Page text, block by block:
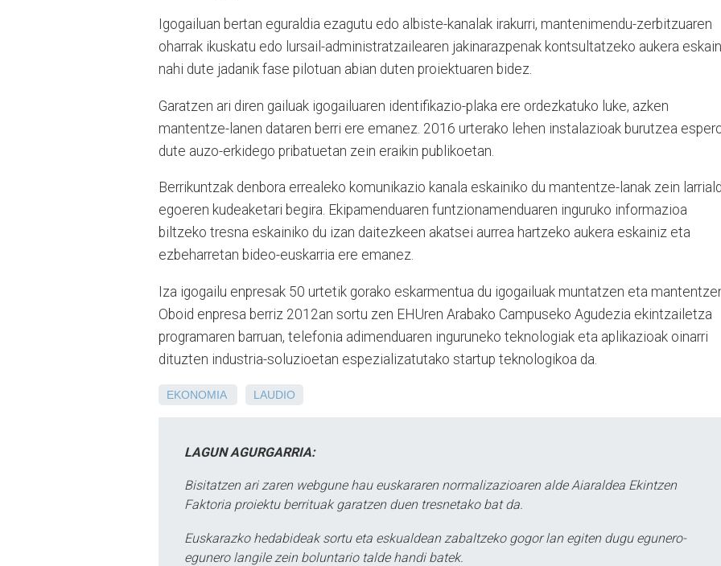
Igogailuan bertan eguraldia ezagutu edo albiste-kanalak irakurri, mantenimendu-zerbitzuaren
oharrak ikuskatu edo lursail-administratzailearen jakinarazpenak kontsultatzeko aukera
nahi dute jadanik fase pilotuan abian duten proiektuaren bidez.
Garatzen ari diren gailuak igogailuaren identifikazio-plaka ere ordezkatuko luke, azken
mantentze-lanen dataren berri ere emanez. 2016 urterako lehen instalazioak burutzea
dute auzo-erkidego pribatuetan zein eraikin publikoetan.
Berrikuntzak denbora errealeko komunikazio kanala eskainiko du mantentze-lanak zein
egoeren kudeaketari begira. Ekipamenduaren funtzionamenduaren inguruko informazioa
biltzeko tresna eskainiko du izan daitezkeen akatsei aurrea hartzeko aukera eskainiz eta
ezbeharretan bideo-euskarria ere emanez.
Iza igogailu enpresak 50 urtetik gorako eskarmentua du igogailuak muntatzen eta
Oboid enpresa berriz 2012an sortu zen EHUren Arabako Campuseko Agudezia ekintzailetza
programaren barruan, telefonia adimenduaren inguruneko teknologiak eta aplikazioak oinarri
dituzten industria-soluzioetan espezializatutako startup teknologikoa da.
EKONOMIA LAUDIO
LAGUN AGURGARRIA:
Bisitatzen ari zaren webgune hau euskararen normalizazioaren alde Aiaraldea Ekintzen
Faktoria proiektu berrituak garatzen duen tresnetako bat da.
Euskarazko hedabideak sortu eta eskualdean zabaltzeko gogor lan egiten dugu egunero-
egunero langile zein boluntario talde handi batek.